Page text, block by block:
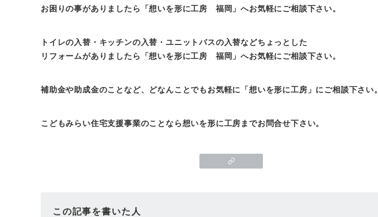
お困りの事がありましたら「想いを形に工房 福岡」へお気軽にご相談下さい。
トイレの入替・キッチンの入替・ユニットバスの入替などちょっとした
リフォームがありましたら「想いを形に工房 福岡」へお気軽にご相談下さい。
補助金や助成金のことなど、どなんことでもお気軽に「想いを形に工房」にご相談下さい。
こどもみらい住宅支援事業のことなら想いを形に工房までお問合せ下さい。
この記事を書いた人